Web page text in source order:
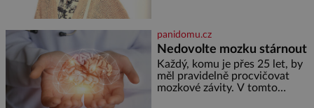
častěji mluví o svém odchodu.
Dohnala ji snad samota? Půs
panidomu.cz
Nedovolte mozku stárnout
Každý, komu je přes 25 let, by
měl pravidelně procvičovat
mozkové závity. V tomto